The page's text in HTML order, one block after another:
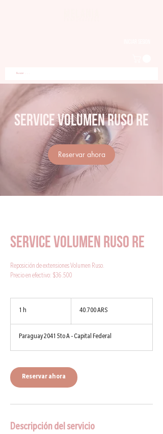
Service Volumen Ruso RE
Reservar ahora
Service Volumen Ruso RE
Reposición de extensiones Volumen Ruso.
Precio en efectivo: $36.500
1 h
pesos
argentinos
40.700 ARS
Paraguay 2041 5to A - Capital Federal
Reservar ahora
Descripción del servicio